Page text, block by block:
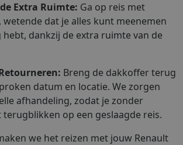
Extra Ruimte: Ga op reis met
dat je alles kunt meenemen
dankzij de extra ruimte van de
Breng de dakkoffer terug
datum en locatie. We zorgen
afhandeling, zodat je zonder
op een geslaagde reis.
we het reizen met jouw Renault